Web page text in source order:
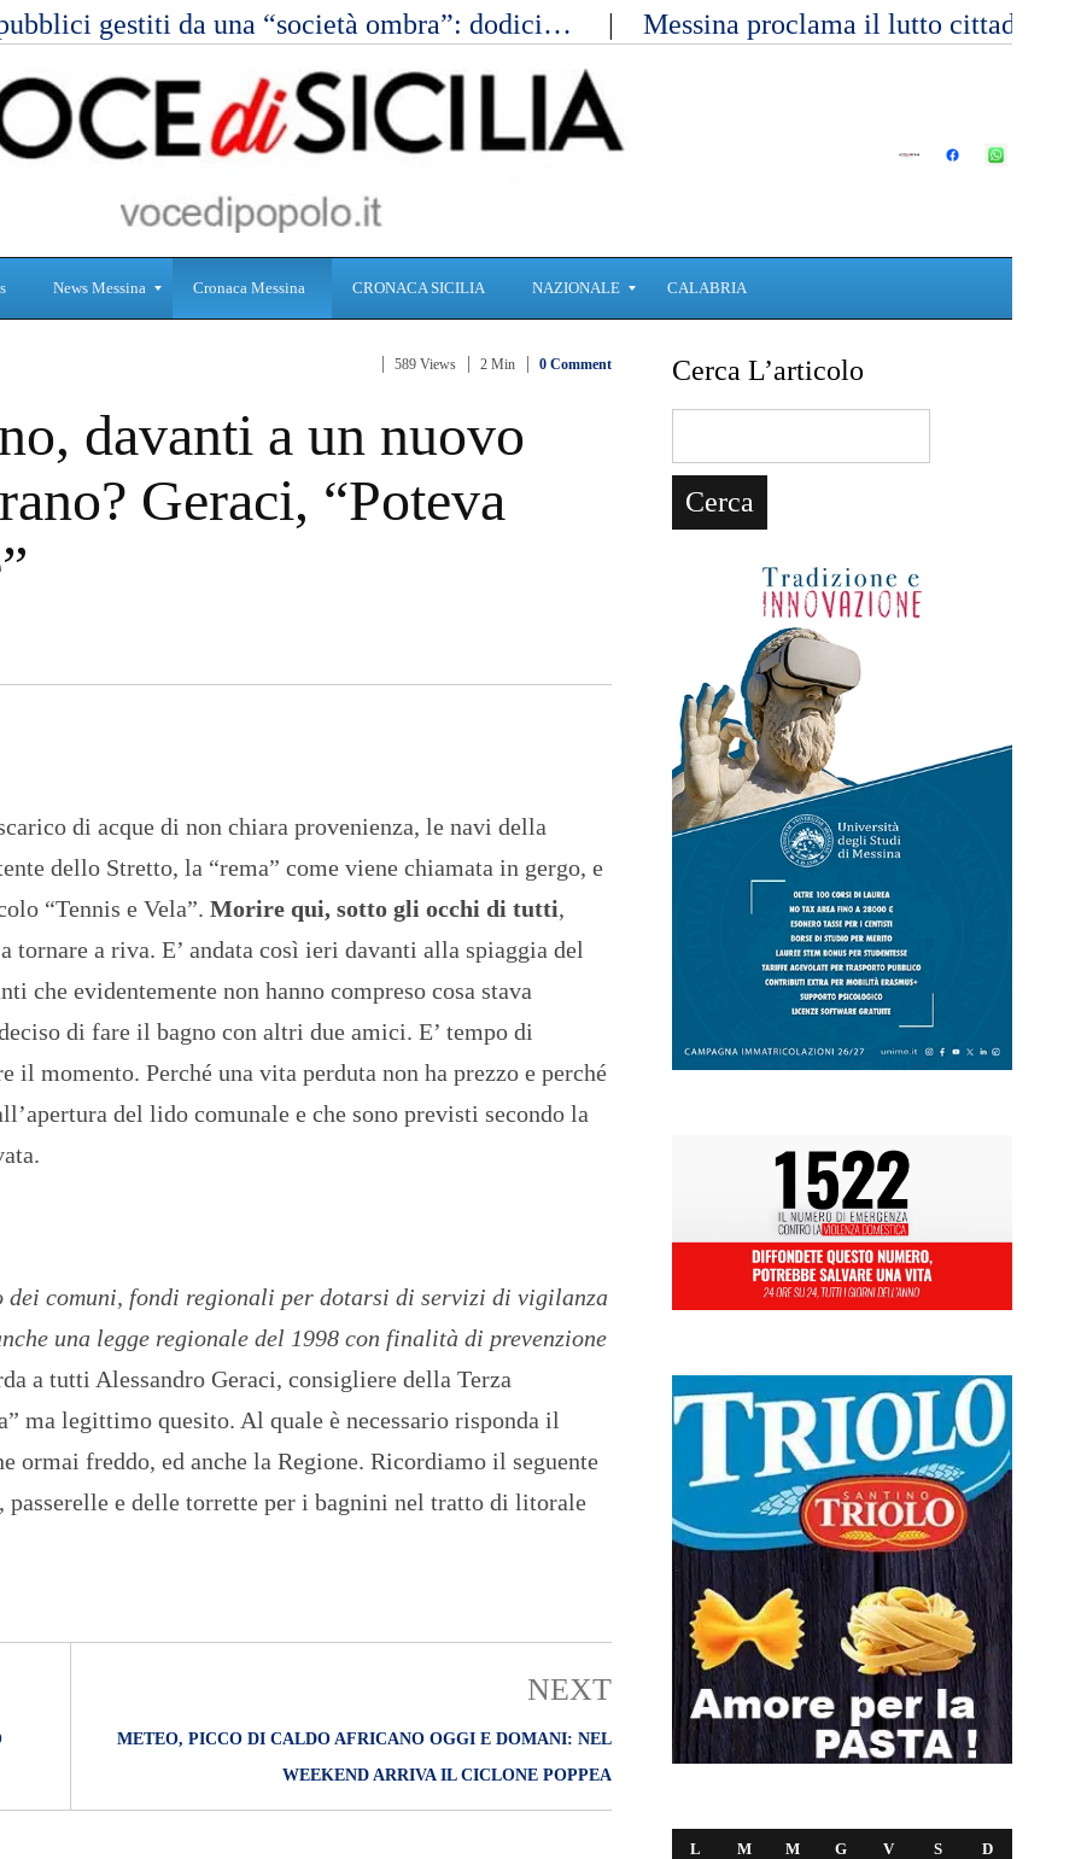
gestiti da una “società ombra”: dodici… Messina proclama il lutto cittadino
News Messina
n
i
à
N
H
T
E
R
P
R
o
t
T
R
E
O
Cronaca Messina CRONACA SICILIA NAZIONALE CALABRIA
589 Views 2 Min 0 Comment
davanti a un nuovo
Geraci, “Poteva
di acque di non chiara provenienza, le navi della
dello Stretto, la “rema” come viene chiamata in gergo, e
“Tennis e Vela”. Morire qui, sotto gli occhi di tutti,
tornare a riva. E’ andata così ieri davanti alla spiaggia del
che evidentemente non hanno compreso cosa stava
di fare il bagno con altri due amici. E’ tempo di
il momento. Perché una vita perduta non ha prezzo e perché
del lido comunale e che sono previsti secondo la
dei comuni, fondi regionali per dotarsi di servizi di vigilanza
una legge regionale del 1998 con finalità di prevenzione
a tutti Alessandro Geraci, consigliere della Terza
ma legittimo quesito. Al quale è necessario risponda il
ormai freddo, ed anche la Regione. Ricordiamo il seguente
passerelle e delle torrette per i bagnini nel tratto di litorale
NEXT
METEO, PICCO DI CALDO AFRICANO OGGI E DOMANI: NEL
WEEKEND ARRIVA IL CICLONE POPPEA
Cerca L’articolo
L M M G V S D